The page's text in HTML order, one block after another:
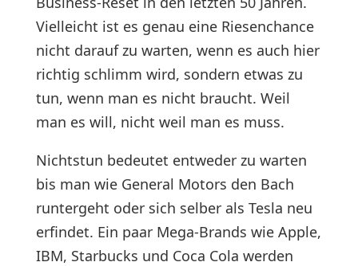
Vielleicht ist es genau eine Riesenchance
nicht darauf zu warten, wenn es auch hier
richtig schlimm wird, sondern etwas zu
tun, wenn man es nicht braucht. Weil
man es will, nicht weil man es muss.
Nichtstun bedeutet entweder zu warten
bis man wie General Motors den Bach
runtergeht oder sich selber als Tesla neu
erfindet. Ein paar Mega-Brands wie Apple,
IBM, Starbucks und Coca Cola werden